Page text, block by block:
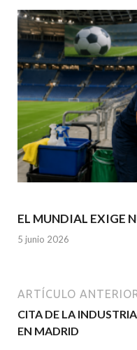
EL MUNDIAL EXIGE
5 junio 2026
ARTÍCULO
CITA DE LA INDUSTRIA
EN MADRID